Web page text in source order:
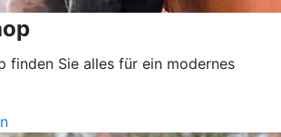
finden Sie alles für ein modernes